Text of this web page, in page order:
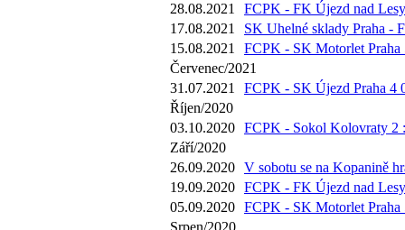
28.08.2021
FCPK - FK Újezd nad
17.08.2021
SK Uhelné sklady Praha -
15.08.2021
FCPK - SK Motorlet Praha
Červenec/2021
31.07.2021
FCPK - SK Újezd Praha 4
Říjen/2020
03.10.2020 FCPK - Sokol Kolovraty 2
Září/2020
26.09.2020 V sobotu se na Kopanině
19.09.2020 FCPK - FK Újezd nad
05.09.2020 FCPK - SK Motorlet Praha
Srpen/2020